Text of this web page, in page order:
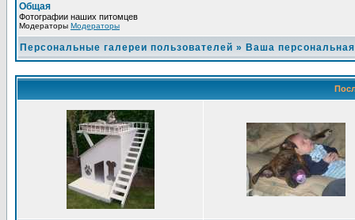
Общая
Фотографии наших питомцев
Модераторы Модераторы
Персональные галереи пользователей » Ваша